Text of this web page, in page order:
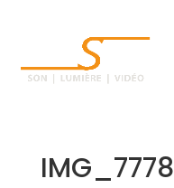
IMG_7778